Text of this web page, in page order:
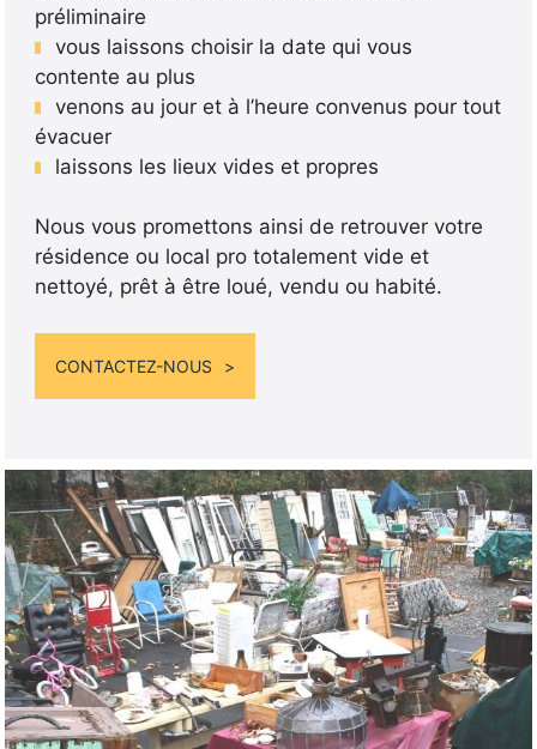
préliminaire
vous laissons choisir la date qui vous
contente au plus
venons au jour et à l’heure convenus pour tout
évacuer
laissons les lieux vides et propres
Nous vous promettons ainsi de retrouver votre
résidence ou local pro totalement vide et
nettoyé, prêt à être loué, vendu ou habité.
CONTACTEZ-NOUS